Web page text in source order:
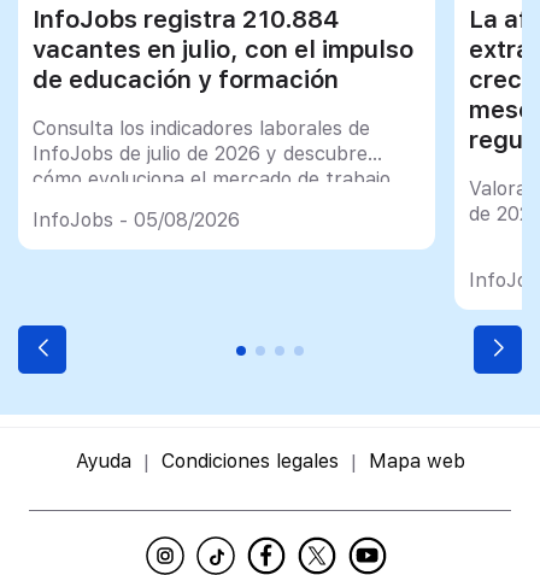
InfoJobs registra 210.884
vacantes en julio, con el impulso
de educación y formación
Consulta los indicadores laborales de
InfoJobs de julio de 2026 y descubre
cómo evoluciona el mercado de trabajo
InfoJobs - 05/08/2026
La
de
Ayuda Condiciones legales Mapa web